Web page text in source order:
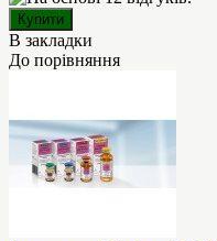
В закладки
До порівняння